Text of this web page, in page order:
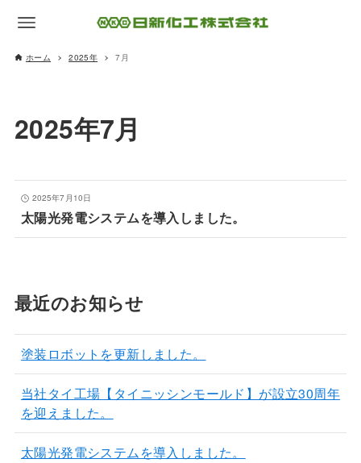
ホーム 2025年 7月
2025年7月
2025年7月10日
太陽光発電システムを導入しました。
最近のお知らせ
塗装ロボットを更新しました。
当社タイ工場【タイニッシンモールド】が設立30周年
を迎えました。
太陽光発電システムを導入しました。